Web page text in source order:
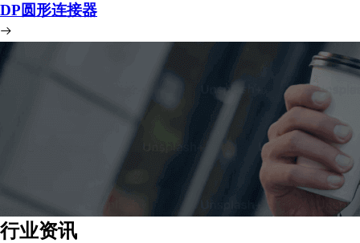
DP圆形连接器
行业资讯